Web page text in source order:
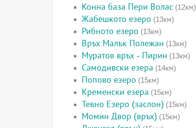
Конна база Пери Волас (12км)
Жабешкото езеро (13км)
Рибното езеро (13км)
Връх Малък Полежан (13км)
Муратов връх - Пирин (13км)
Самодивски езера (14км)
Попово езеро (15км)
Кременски езера (15км)
Тевно Езеро (заслон) (15км)
Момин Двор (връх) (15км)